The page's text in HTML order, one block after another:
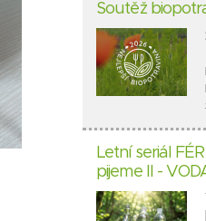
Soutěž
Letní seriál
pijeme II -